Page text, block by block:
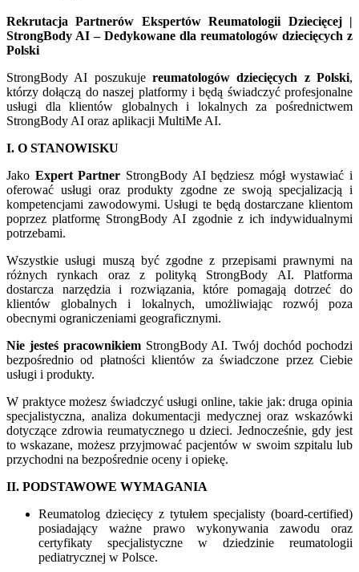
Rekrutacja Partnerów Ekspertów Reumatologii Dziecięcej |
StrongBody AI – Dedykowane dla reumatologów dziecięcych z
Polski
StrongBody AI poszukuje reumatologów dziecięcych z Polski,
którzy dołączą do naszej platformy i będą świadczyć profesjonalne
usługi dla klientów globalnych i lokalnych za pośrednictwem
StrongBody AI oraz aplikacji MultiMe AI.
I. O STANOWISKU
Jako Expert Partner StrongBody AI będziesz mógł wystawiać i
oferować usługi oraz produkty zgodne ze swoją specjalizacją i
kompetencjami zawodowymi. Usługi te będą dostarczane klientom
poprzez platformę StrongBody AI zgodnie z ich indywidualnymi
potrzebami.
Wszystkie usługi muszą być zgodne z przepisami prawnymi na
różnych rynkach oraz z polityką StrongBody AI. Platforma
dostarcza narzędzia i rozwiązania, które pomagają dotrzeć do
klientów globalnych i lokalnych, umożliwiając rozwój poza
obecnymi ograniczeniami geograficznymi.
Nie jesteś pracownikiemStrongBody AI. Twój dochód pochodzi
bezpośrednio od płatności klientów za świadczone przez Ciebie
usługi i produkty.
W praktyce możesz świadczyć usługi online, takie jak: druga opinia
specjalistyczna, analiza dokumentacji medycznej oraz wskazówki
dotyczące zdrowia reumatycznego u dzieci. Jednocześnie, gdy jest
to wskazane, możesz przyjmować pacjentów w swoim szpitalu lub
przychodni na bezpośrednie oceny i opiekę.
II. PODSTAWOWE WYMAGANIA
Reumatolog dziecięcy z tytułem specjalisty (board-certified)
posiadający ważne prawo wykonywania zawodu oraz
certyfikaty specjalistyczne w dziedzinie reumatologii
pediatrycznej w Polsce.